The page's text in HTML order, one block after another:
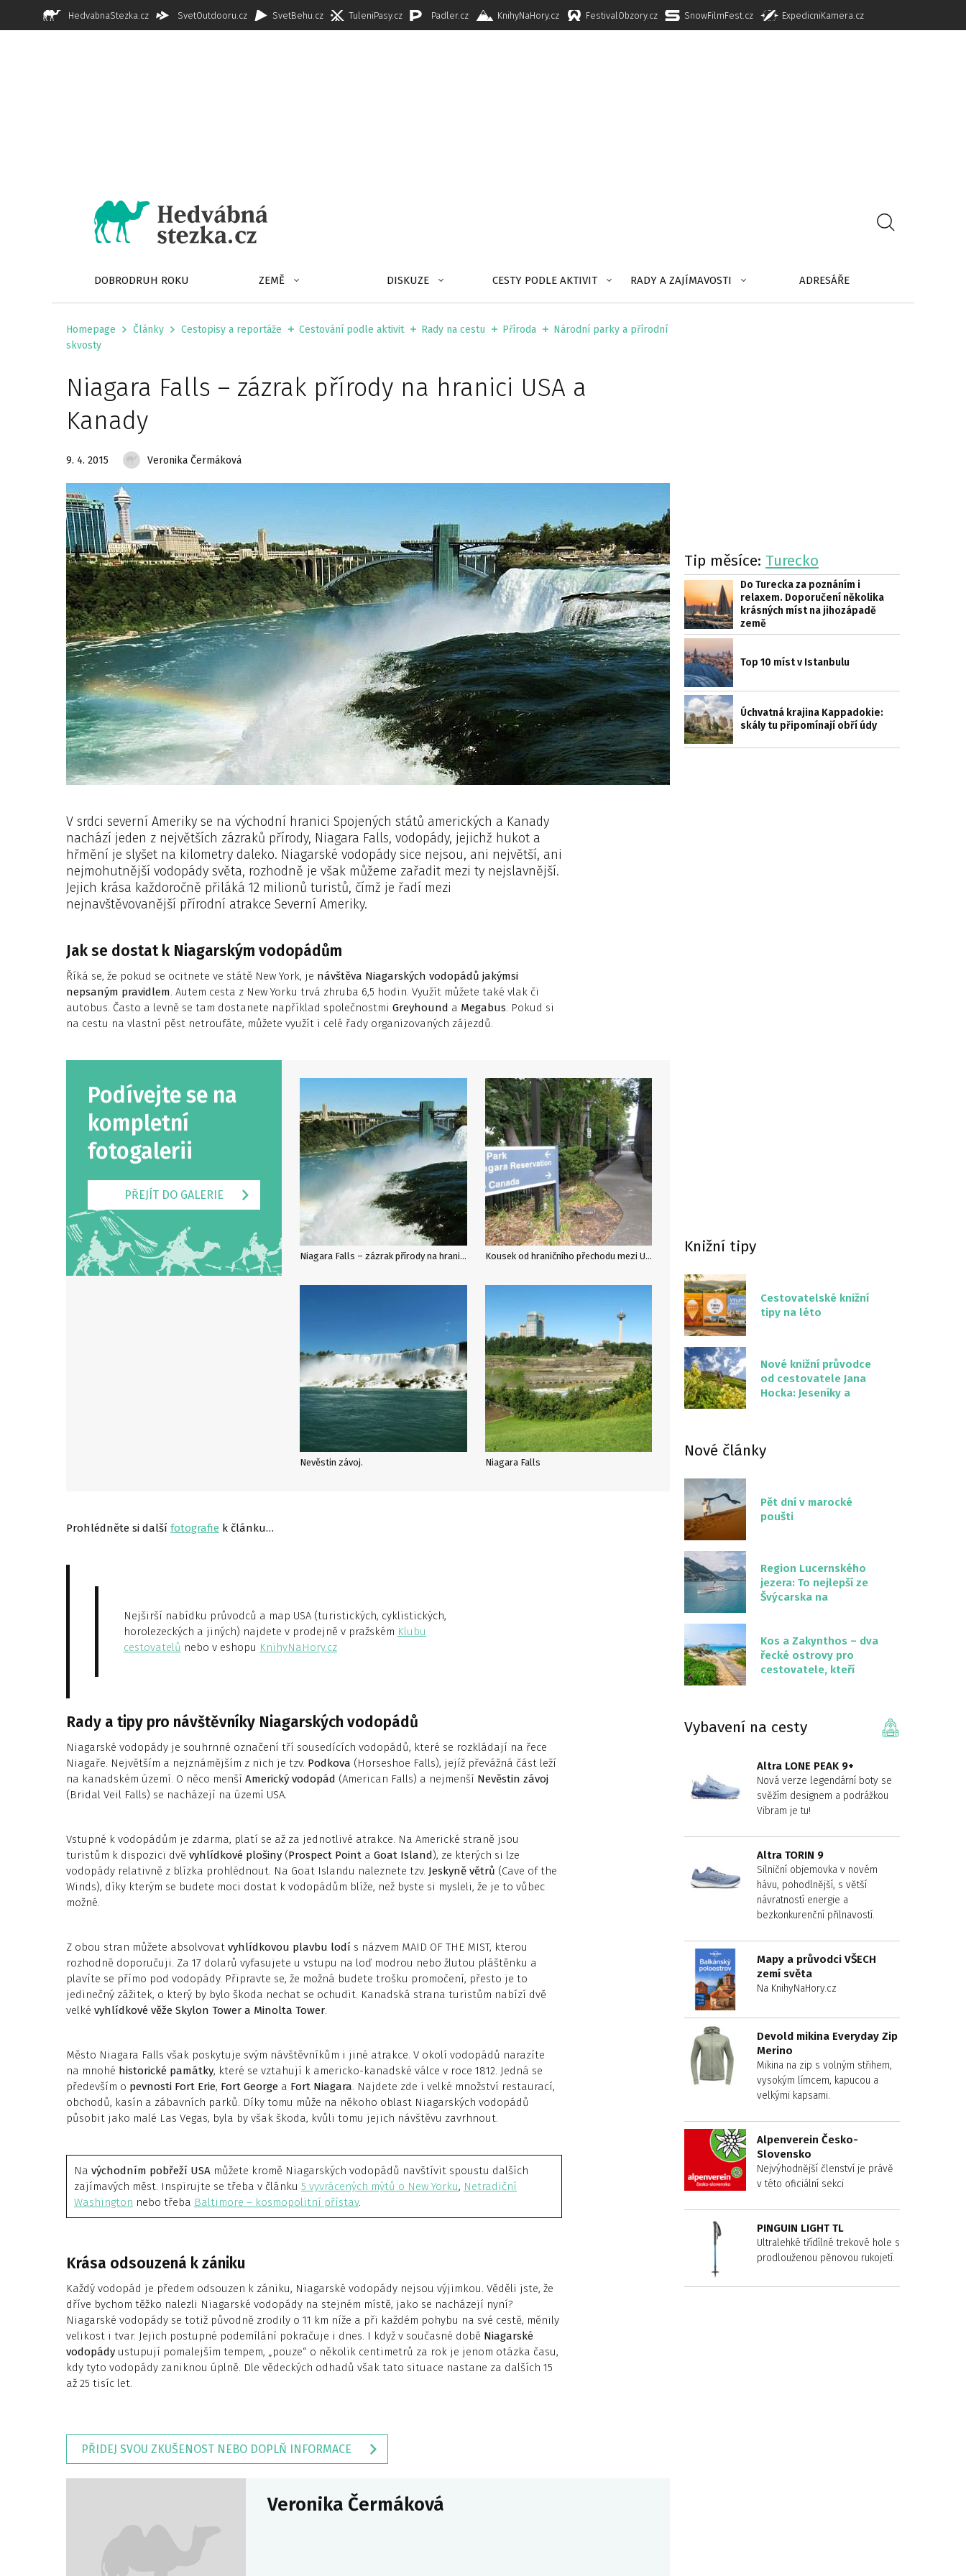
HedvabnaStezka.cz SvetOutdooru.cz SvetBehu.cz TuleniPasy.cz Padler.cz KnihyNaHory.cz FestivalObzory.cz SnowFilmFest.cz ExpedicniKamera.cz
DOBRODRUH ROKU ZEMĚ DISKUZE CESTY PODLE AKTIVIT RADY A ZAJÍMAVOSTI ADRESÁŘE
Homepage Články Cestopisy a reportáže Cestování podle aktivit Rady na cestu Příroda
Národní parky a přírodní
skvosty
Niagara Falls – zázrak přírody na hranici USA a
Kanady
9. 4. 2015 Veronika Čermáková
V srdci severní Ameriky se na východní hranici Spojených států amerických a Kanady
nachází jeden z největších zázraků přírody, Niagara Falls, vodopády, jejichž hukot a
hřmění je slyšet na kilometry daleko. Niagarské vodopády sice nejsou, ani největší, ani
nejmohutnější vodopády světa, rozhodně je však můžeme zařadit mezi ty nejslavnější.
Jejich krása každoročně přiláká 12 milionů turistů, čímž je řadí mezi
nejnavštěvovanější přírodní atrakce Severní Ameriky.
Jak se dostat k Niagarským vodopádům
Říká se, že pokud se ocitnete ve státě New York, je návštěva Niagarských vodopádů jakýmsi
nepsaným pravidlem. Autem cesta z New Yorku trvá zhruba 6,5 hodin. Využít můžete také vlak či
autobus. Často a levně se tam dostanete například společnostmi Greyhound a Megabus. Pokud si
na cestu na vlastní pěst netroufáte, můžete využít i celé řady organizovaných zájezdů.
Podívejte se na
kompletní
fotogalerii
PŘEJÍT DO GALERIE
Niagara Falls – zázrak přírody na hranici USA a Kanady Kousek od hraničního přechodu mezi USA a Kanadou
Nevěstin závoj. Niagara Falls
Prohlédněte si další fotografie k článku…
Nejširší nabídku průvodců a map USA (turistických, cyklistických,
horolezeckých a jiných) najdete v prodejně v pražském Klubu
cestovatelů nebo v eshopu KnihyNaHory.cz
Rady a tipy pro návštěvníky Niagarských vodopádů
Niagarské vodopády je souhrnné označení tří sousedících vodopádů, které se rozkládají na řece
Niagaře. Největším a nejznámějším z nich je tzv. Podkova (Horseshoe Falls), jejíž převážná část leží
na kanadském území. O něco menší Americký vodopád (American Falls) a nejmenší Nevěstin závoj
(Bridal Veil Falls) se nacházejí na území USA.
Vstupné k vodopádům je zdarma, platí se až za jednotlivé atrakce. Na Americké straně jsou
turistům k dispozici dvě vyhlídkové plošiny (Prospect Point a Goat Island), ze kterých si lze
vodopády relativně z blízka prohlédnout. Na Goat Islandu naleznete tzv. Jeskyně větrů (Cave of the
Winds), díky kterým se budete moci dostat k vodopádům blíže, než byste si mysleli, že je to vůbec
možné.
Z obou stran můžete absolvovat vyhlídkovou plavbu lodí s názvem MAID OF THE MIST, kterou
rozhodně doporučuji. Za 17 dolarů vyfasujete u vstupu na loď modrou nebo žlutou pláštěnku a
plavíte se přímo pod vodopády. Připravte se, že možná budete trošku promočení, přesto je to
jedinečný zážitek, o který by bylo škoda nechat se ochudit. Kanadská strana turistům nabízí dvě
velké vyhlídkové věže Skylon Tower a Minolta Tower.
Město Niagara Falls však poskytuje svým návštěvníkům i jiné atrakce. V okolí vodopádů narazíte
na mnohé historické památky, které se vztahují k americko-kanadské válce v roce 1812. Jedná se
především o pevnosti Fort Erie, Fort George a Fort Niagara. Najdete zde i velké množství restaurací,
obchodů, kasín a zábavních parků. Díky tomu může na někoho oblast Niagarských vodopádů
působit jako malé Las Vegas, byla by však škoda, kvůli tomu jejich návštěvu zavrhnout.
Na východním pobřeží USA můžete kromě Niagarských vodopádů navštívit spoustu dalších
zajímavých měst. Inspirujte se třeba v článku 5 vyvrácených mýtů o New Yorku, Netradiční
Washington nebo třeba Baltimore – kosmopolitní přístav.
Krása odsouzená k zániku
Každý vodopád je předem odsouzen k zániku, Niagarské vodopády nejsou výjimkou. Věděli jste, že
dříve bychom těžko nalezli Niagarské vodopády na stejném místě, jako se nacházejí nyní?
Niagarské vodopády se totiž původně zrodily o 11 km níže a při každém pohybu na své cestě, měnily
velikost i tvar. Jejich postupné podemílání pokračuje i dnes. I když v současné době Niagarské
vodopády ustupují pomalejším tempem, „pouze“ o několik centimetrů za rok je jenom otázka času,
kdy tyto vodopády zaniknou úplně. Dle vědeckých odhadů však tato situace nastane za dalších 15
až 25 tisíc let.
PŘIDEJ SVOU ZKUŠENOST NEBO DOPLŇ INFORMACE
Veronika Čermáková
Tip měsíce: Turecko
Do Turecka za poznáním i
relaxem. Doporučení několika
krásných míst na jihozápadě
země
Top 10 míst v Istanbulu
Úchvatná krajina Kappadokie:
skály tu připomínají obří údy
Knižní tipy
Cestovatelské knižní
tipy na léto
Nové knižní průvodce
od cestovatele Jana
Hocka: Jeseníky a
Nové články
Pět dní v marocké
poušti
Region Lucernského
jezera: To nejlepší ze
Švýcarska na
Kos a Zakynthos – dva
řecké ostrovy pro
cestovatele, kteří
Vybavení na cesty
Altra LONE PEAK 9+
Nová verze legendární boty se
svěžím designem a podrážkou
Vibram je tu!
Altra TORIN 9
Silniční objemovka v novém
hávu, pohodlnější, s větší
návratností energie a
bezkonkurenční přilnavostí.
Mapy a průvodci VŠECH
zemí světa
Na KnihyNaHory.cz
Devold mikina Everyday Zip
Merino
Mikina na zip s volným střihem,
vysokým límcem, kapucou a
velkými kapsami.
Alpenverein Česko-
Slovensko
Nejvýhodnější členství je právě
v této oficiální sekci
PINGUIN LIGHT TL
Ultralehké třídílné trekové hole s
prodlouženou pěnovou rukojetí.